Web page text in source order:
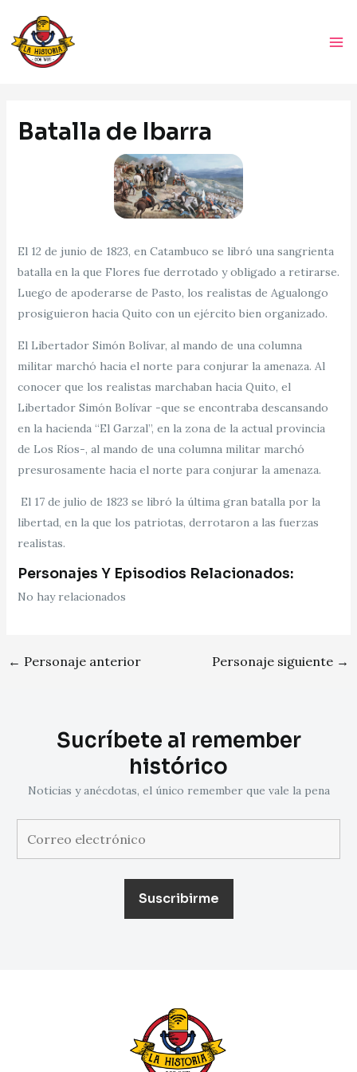
contenido
Batalla de Ibarra
El 12 de junio de 1823, en Catambuco se libró una sangrienta
batalla en la que Flores fue derrotado y obligado a retirarse.
Luego de apoderarse de Pasto, los realistas de Agualongo
prosiguieron hacia Quito con un ejército bien organizado.
El Libertador Simón Bolívar, al mando de una columna
militar marchó hacia el norte para conjurar la amenaza. Al
conocer que los realistas marchaban hacia Quito, el
Libertador Simón Bolívar -que se encontraba descansando
en la hacienda “El Garzal”, en la zona de la actual provincia
de Los Ríos-, al mando de una columna militar marchó
presurosamente hacia el norte para conjurar la amenaza.
El 17 de julio de 1823 se libró la última gran batalla por la
libertad, en la que los patriotas, derrotaron a las fuerzas
realistas.
Personajes Y Episodios Relacionados:
No hay relacionados
entradas
← Personaje anterior Personaje siguiente →
Sucríbete al remember
histórico
Noticias y anécdotas, el único remember que vale la pena